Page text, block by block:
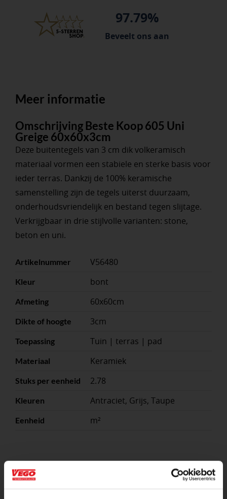
97.79%
Beveelt ons aan
Meer informatie
Omschrijving Beste Koop 605 Uni
Greige 60x60x3cm
Deze buitentegels van 3 cm dik volkeramisch
materiaal vormen een stabiele en sterke basis voor
ieder terras. Dankzij de 100% keramische
samenstelling zijn de tegels uiterst duurzaam,
onderhoudsvriendelijk en bestand tegen slijtage.
Verkrijgbaar in drie stijlvolle varianten: stone,
beton en uni.
Artikelnummer V56480
Kleur bont
Afmeting 60x60cm
Dikte of hoogte 3cm
Toepassing Tuin | terras | pad
Materiaal Keramiek
Stuks per eenheid 2.78
Kleuren Antraciet, Grijs, Taupe
Eenheid m²